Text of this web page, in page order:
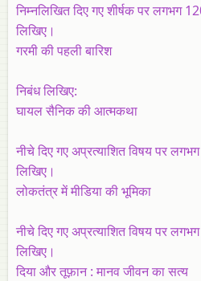
निम्नलिखित दिए गए शीर्षक पर लगभग
लिखिए।
गरमी की पहली बारिश
निबंध लिखिए:
घायल सैनिक की आत्मकथा
नीचे दिए गए अप्रत्याशित विषय पर
लिखिए।
लोकतंत्र में मीडिया की भूमिका
नीचे दिए गए अप्रत्याशित विषय पर
लिखिए।
दिया और तूफ़ान : मानव जीवन का सत्य